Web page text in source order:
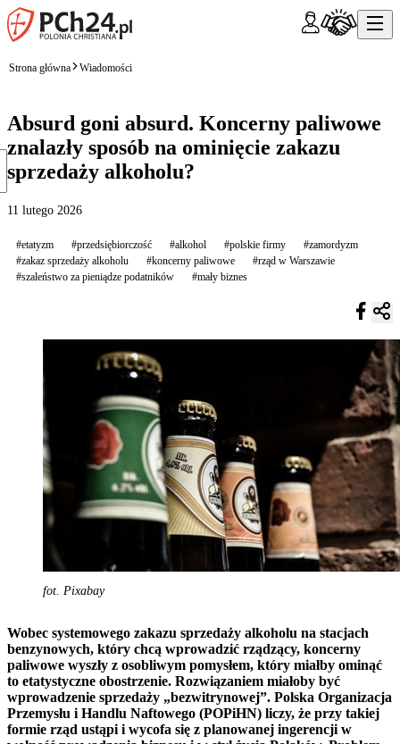
Strona główna Wiadomości
Absurd goni absurd. Koncerny paliwowe
znalazły sposób na ominięcie zakazu
sprzedaży alkoholu?
11 lutego 2026
#etatyzm #przedsiębiorczość #alkohol #polskie firmy
#zamordyzm
#zakaz sprzedaży alkoholu
#koncerny paliwowe
#rząd w Warszawie
#szaleństwo za pieniądze podatników
#mały biznes
fot. Pixabay
Wobec systemowego zakazu sprzedaży alkoholu na stacjach
benzynowych, który chcą wprowadzić rządzący, koncerny
paliwowe wyszły z osobliwym pomysłem, który miałby ominąć
to etatystyczne obostrzenie. Rozwiązaniem miałoby być
wprowadzenie sprzedaży „bezwitrynowej”. Polska Organizacja
Przemysłu i Handlu Naftowego (POPiHN) liczy, że przy takiej
formie rząd ustąpi i wycofa się z planowanej ingerencji w